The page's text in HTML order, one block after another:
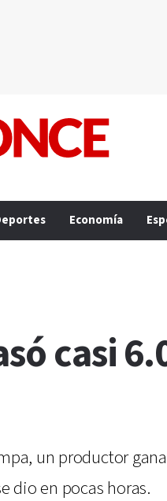
Economía
casi
un productor
dio en pocas horas.